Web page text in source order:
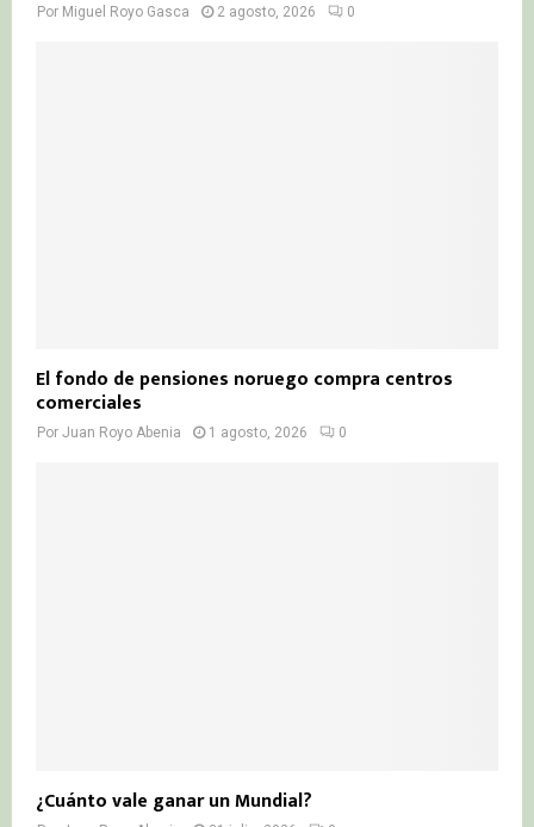
Por Miguel Royo Gasca 2 agosto, 2026 0
El fondo de pensiones noruego compra centros
comerciales
Por Juan Royo Abenia 1 agosto, 2026 0
¿Cuánto vale ganar un Mundial?